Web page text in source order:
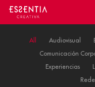
Skip
main
All Audiovisual
Comunicación
Experiencias